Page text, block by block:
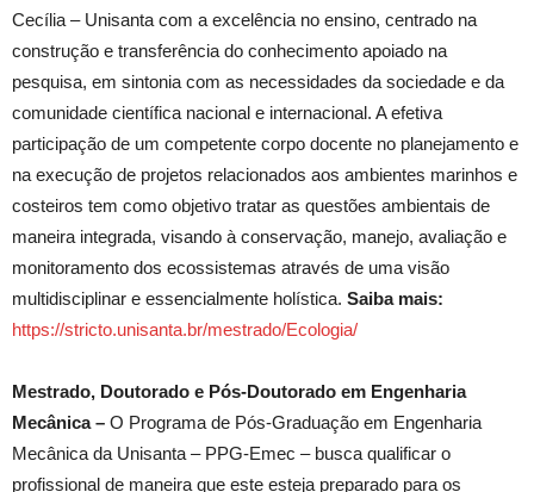
Cecília – Unisanta com a excelência no ensino, centrado na
construção e transferência do conhecimento apoiado na
pesquisa, em sintonia com as necessidades da sociedade e da
comunidade científica nacional e internacional. A efetiva
participação de um competente corpo docente no planejamento e
na execução de projetos relacionados aos ambientes marinhos e
costeiros tem como objetivo tratar as questões ambientais de
maneira integrada, visando à conservação, manejo, avaliação e
monitoramento dos ecossistemas através de uma visão
multidisciplinar e essencialmente holística. Saiba mais:
https://stricto.unisanta.br/mestrado/Ecologia/
Mestrado, Doutorado e Pós-Doutorado em Engenharia
Mecânica – O Programa de Pós-Graduação em Engenharia
Mecânica da Unisanta – PPG-Emec – busca qualificar o
profissional de maneira que este esteja preparado para os